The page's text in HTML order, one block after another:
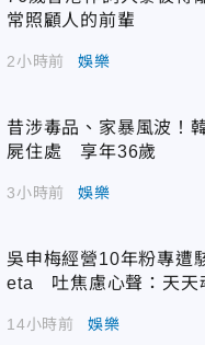
常照顧人的前輩
2小時前 娛樂
昔涉毒品、家暴風波！
屍住處 享年36歲
3小時前 娛樂
吳申梅經營10年粉專遭
eta 吐焦慮心聲：天天
14小時前 娛樂